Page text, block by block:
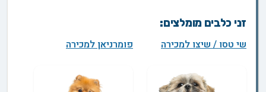
זני כלבים מומלצים:
שי טסו / שיצו למכירה פומרניאן למכירה